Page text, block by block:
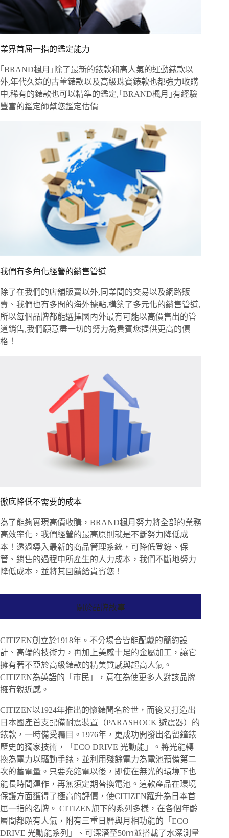
業界首屈一指的鑑定能力
｢BRAND楓月｣除了最新的錶款和高人氣的運動錶款以
外,年代久遠的古董錶款以及高級珠寶錶款也都強力收購
中,稀有的錶款也可以精準的鑑定,｢BRAND楓月｣有經驗
豐富的鑑定師幫您鑑定估價
我們有多角化經營的銷售管道
除了在我們的店舖販賣以外,同業間的交易以及網路販
賣、我們也有多間的海外據點,構築了多元化的銷售管道,
所以每個品牌都能選擇國內外最有可能以高價售出的管
道銷售,我們願意盡一切的努力為貴賓您提供更高的價
格！
徹底降低不需要的成本
為了能夠實現高價收購，BRAND楓月努力將全部的業務
高效率化，我們經營的最高原則就是不斷努力降低成
本！透過導入最新的商品管理系統，可降低登錄、保
管、銷售的過程中所產生的人力成本，我們不斷地努力
降低成本，並將其回饋給貴賓您！
關於品牌故事
CITIZEN創立於1918年。不分場合皆能配戴的簡約設
計、高端的技術力，再加上美感十足的金屬加工，讓它
擁有著不亞於高級錶款的精美質感與超高人氣。
CITIZEN為英語的「市民」，意在為使更多人對該品牌
擁有親近感。
CITIZEN以1924年推出的懷錶聞名於世，而後又打造出
日本國產首支配備耐震裝置（PARASHOCK 避震器）的
錶款，一時備受矚目。1976年，更成功開發出名留鐘錶
歷史的獨家技術，「ECO DRIVE 光動能」。將光能轉
換為電力以驅動手錶，並利用殘餘電力為電池預備第二
次的蓄電量。只要充飽電以後，即使在無光的環境下也
能長時間運作，再無須定期替換電池。這款產品在環境
保護方面獲得了極高的評價，使CITIZEN躍升為日本首
屈一指的名牌。 CITIZEN旗下的系列多樣，在各個年齡
層間都頗有人氣，附有三重日曆與月相功能的「ECO
DRIVE 光動能系列」、可深潛至50ｍ並搭載了水深測量